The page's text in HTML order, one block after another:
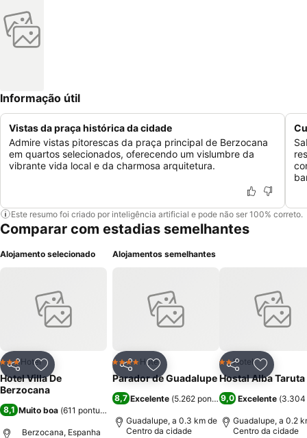
Informação útil
Vistas da praça histórica da cidade
Admire vistas pitorescas da praça principal de Berzocana
em quartos selecionados, oferecendo um vislumbre da
vibrante vida local e da charmosa arquitetura.
Este resumo foi criado por inteligência artificial e pode não ser 100% correto.
Comparar com estadias semelhantes
Alojamento selecionado
PartilharAdicionar aos favoritos
3 Estrelas
Hotel
Hotel Villa De
Berzocana
8,1 Muito boa (611 pontuações
Berzocana, Espanha
Alojamentos semelhantes
PartilharAdicionar aos favoritos
4 EstrelasHotel
Parador de Guadalupe
8,7 Excelente (5.262 pontuações)
Guadalupe, a 0.3 km de
Centro da cidade
Partilhar
2 Estrelas
Hotel
Hostal Alba Taruta
9,0 Excelente (3.304
Guadalupe, a 0.2
Centro da cidade